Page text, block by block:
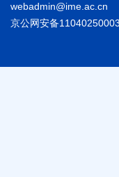
webadmin@ime.ac.cn
京公网安备